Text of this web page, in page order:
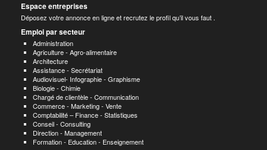
Espace entreprises
Déposez votre annonce en ligne et recrutez le profil qu’il vous faut .
Emploi par secteur
Administration
Agriculture - Agro-alimentaire
Architecture
Assistance - Secrétariat
Audiovisuel- Infographie - Graphisme
Biologie - Chimie
Chargé de clientèle - Communication
Commerce - Marketing - Vente
Comptabilité – Finance - Statistiques
Conseil - Consulting
Direction - Management
Formation - Education - Enseignement